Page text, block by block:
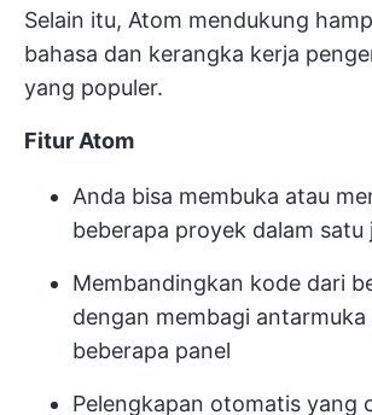
Selain itu, Atom mendukung
bahasa dan kerangka kerja
yang populer.
Fitur Atom
Anda bisa membuka atau
beberapa proyek dalam satu
Membandingkan kode dari
dengan membagi
beberapa panel
Pelengkapan otomatis yang